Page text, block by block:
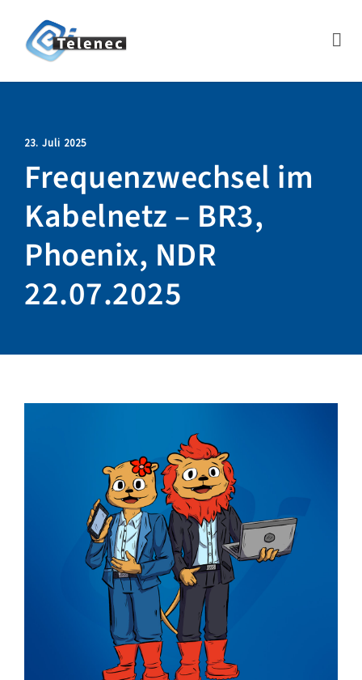
23. Juli 2025
Frequenzwechsel im
Kabelnetz – BR3,
Phoenix, NDR
22.07.2025